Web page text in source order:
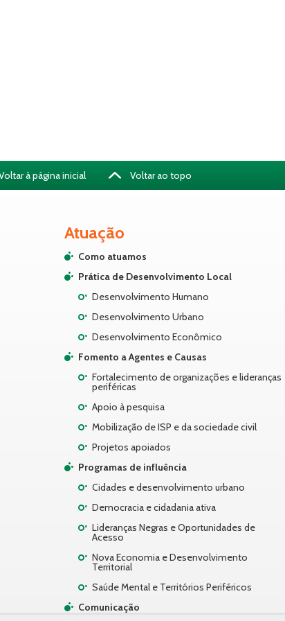
à página inicial Voltar ao topo
Atuação
Como atuamos
Prática de Desenvolvimento Local
Desenvolvimento Humano
Desenvolvimento Urbano
Desenvolvimento Econômico
Fomento a Agentes e Causas
Fortalecimento de organizações e lideranças
periféricas
Apoio à pesquisa
Mobilização de ISP e da sociedade civil
Projetos apoiados
Programas de influência
Cidades e desenvolvimento urbano
Democracia e cidadania ativa
Lideranças Negras e Oportunidades de
Acesso
Nova Economia e Desenvolvimento
Territorial
Saúde Mental e Territórios Periféricos
Comunicação